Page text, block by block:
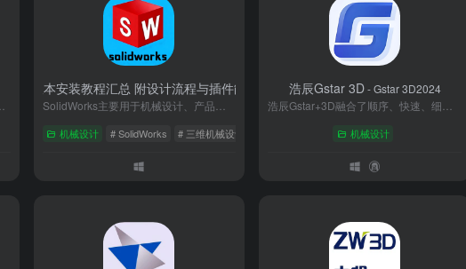
全版本安装教程汇总 附设计流程与插件能力详解
- Solidworks 2026（64bit）
机械设计 # SolidWorks # 三维机械设计
浩辰Gstar 3D- Gstar 3D2024
机械设计